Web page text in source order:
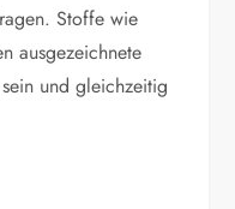
Stoffe wie
ausgezeichnete
und gleichzeitig